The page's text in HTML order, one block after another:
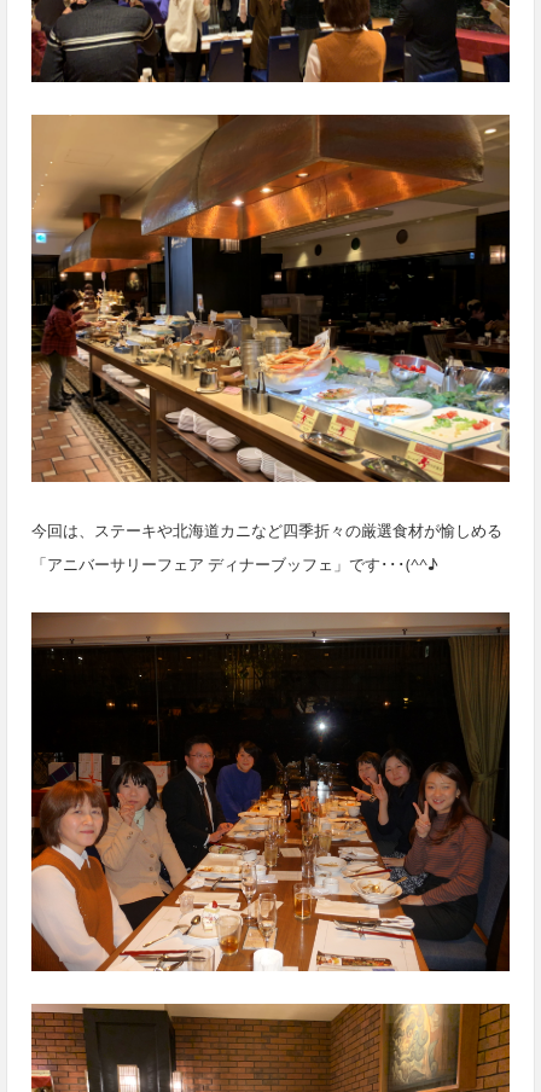
今回は、ステーキや北海道カニなど四季折々の厳選食材が愉しめる
「アニバーサリーフェア ディナーブッフェ」です･･･(^^♪